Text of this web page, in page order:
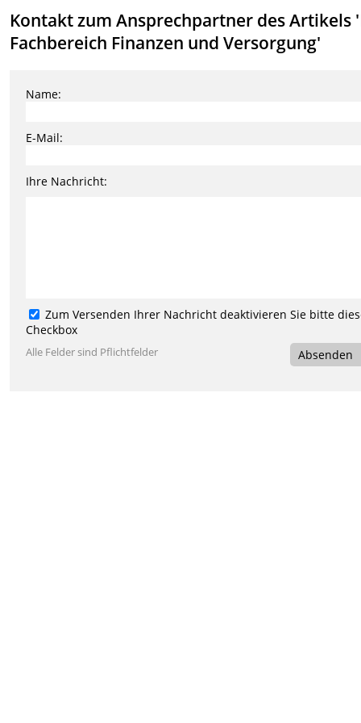
Kontakt zum Ansprechpartner des Artikels
Fachbereich Finanzen und Versorgung'
Name:
E-Mail:
Ihre Nachricht:
Zum Versenden Ihrer Nachricht deaktivieren Sie bitte
Checkbox
Alle Felder sind Pflichtfelder Absenden